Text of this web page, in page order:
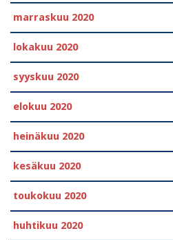
marraskuu 2020
lokakuu 2020
syyskuu 2020
elokuu 2020
heinäkuu 2020
kesäkuu 2020
toukokuu 2020
huhtikuu 2020